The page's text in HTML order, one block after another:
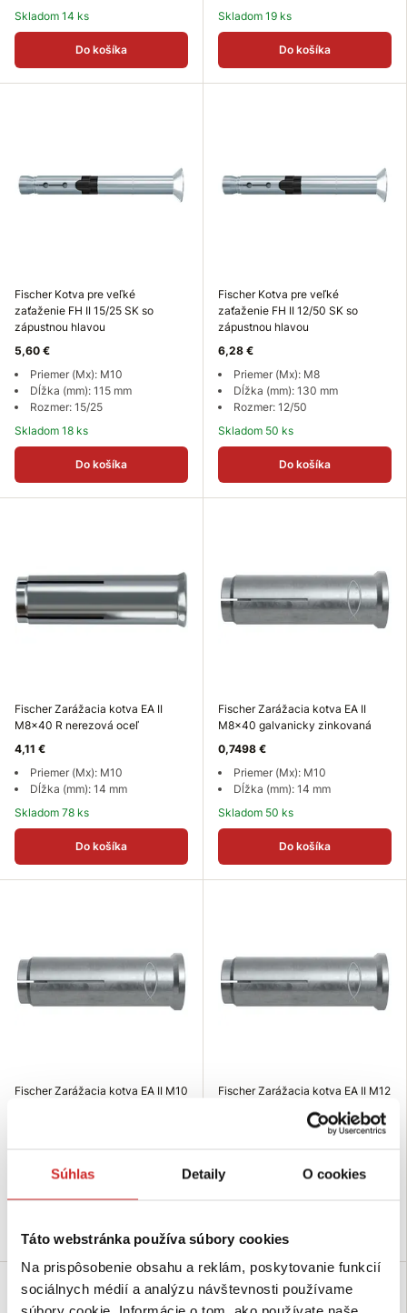
Súhlas Detaily O cookies
Táto webstránka používa súbory cookies
Na prispôsobenie obsahu a reklám, poskytovanie funkcií
sociálnych médií a analýzu návštevnosti používame
Skladom 14 ks
Do košíka
Skladom 19 ks
Do košíka
Fischer Kotva pre veľké
zaťaženie FH II 15/25 SK so
zápustnou hlavou
5,60 €
Priemer (Mx): M10
Dĺžka (mm): 115 mm
Rozmer: 15/25
Skladom 18 ks
Do košíka
Fischer Kotva pre veľké
zaťaženie FH II 12/50 SK so
zápustnou hlavou
6,28 €
Priemer (Mx): M8
Dĺžka (mm): 130 mm
Rozmer: 12/50
Skladom 50 ks
Do košíka
Fischer Zarážacia kotva EA II
M8x40 R nerezová oceľ
4,11 €
Priemer (Mx): M10
Dĺžka (mm): 14 mm
Skladom 78 ks
Do košíka
Fischer Zarážacia kotva EA II
M8x40 galvanicky zinkovaná
0,7498 €
Priemer (Mx): M10
Dĺžka (mm): 14 mm
Skladom 50 ks
Do košíka
Fischer Zarážacia kotva EA II M10
Dĺžka (mm): 17 mm
Fischer Zarážacia kotva EA II M12
Dĺžka (mm): 22 mm